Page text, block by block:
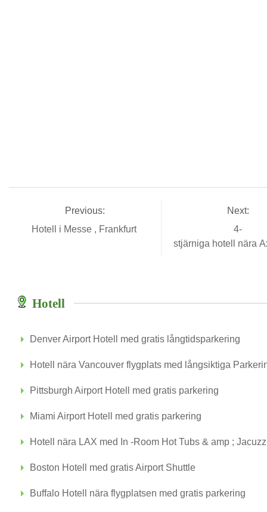
Previous:
Hotell i Messe , Frankfurt
Next:
4-
stjärniga hotell nära
Hotell
Denver Airport Hotell med gratis långtidsparkering
Hotell nära Vancouver flygplats med långsiktiga
Pittsburgh Airport Hotell med gratis parkering
Miami Airport Hotell med gratis parkering
Hotell nära LAX med In -Room Hot Tubs & amp ;
Boston Hotell med gratis Airport Shuttle
Buffalo Hotell nära flygplatsen med gratis parkering